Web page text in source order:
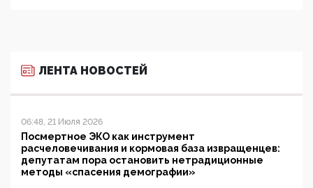
ЛЕНТА НОВОСТЕЙ
06:48, 21 Июля 2026
Посмертное ЭКО как инструмент
расчеловечивания и кормовая база извращенцев:
депутатам пора остановить нетрадиционные
методы «спасения демографии»